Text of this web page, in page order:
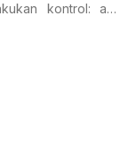
kontrol: ada